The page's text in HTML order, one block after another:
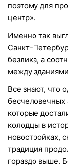
поэтому для
центр».
Именно так
Санкт-
безлика, а
между
Все знают, что
бесчеловечных
которые
колодцы в
новостройках,
традиция
гораздо выше.